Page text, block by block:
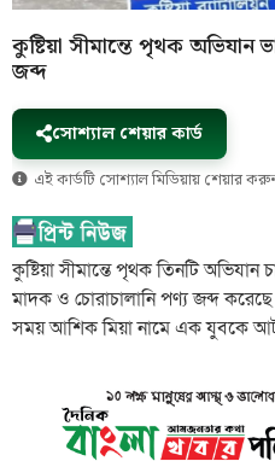
কুষ্টিয়া সীমান্তে পৃথক
জব্দ
সোশ্যাল শেয়ার কার্ড
এই কার্ডটি সোশ্যাল মিডিয়ায় শেয়ার
কুষ্টিয়া সীমান্তে পৃথক তিনটি অভিযান
মাদক ও চোরাচালানি পণ্য জব্দ করেছে
সময় আশিক মিয়া নামে এক যুবকে